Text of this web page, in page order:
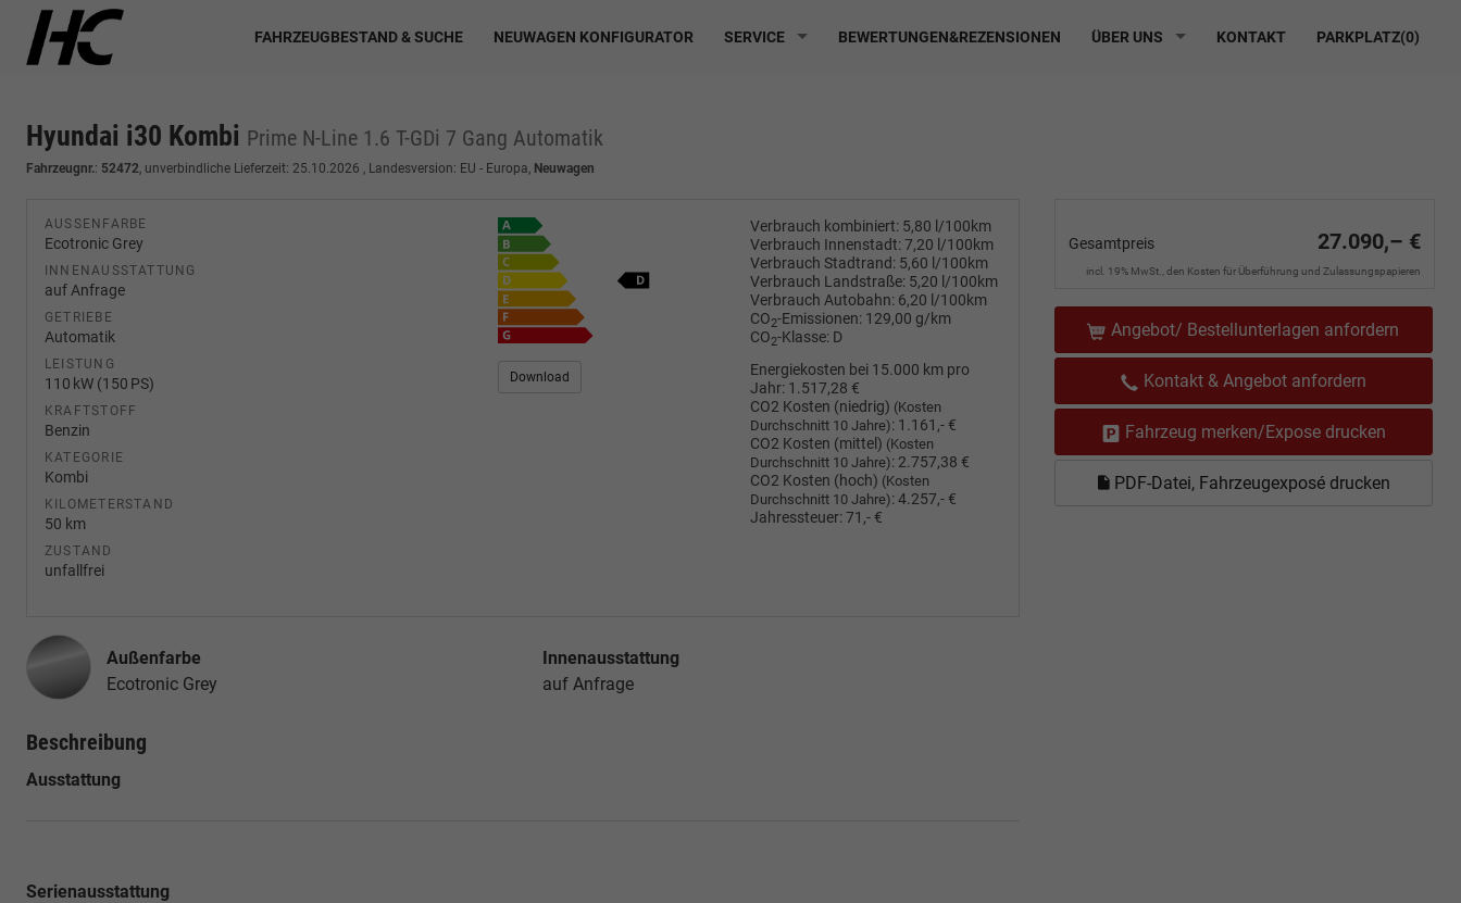
FAHRZEUGBESTAND & SUCHE NEUWAGEN KONFIGURATOR SERVICE BEWERTUNGEN&REZENSIONEN ÜBER UNS KONTAKT PARKPLATZ(0)
Hyundai i30 Kombi Prime N-Line 1.6 T-GDi 7 Gang Automatik
Fahrzeugnr.: 52472, unverbindliche Lieferzeit: 25.10.2026 , Landesversion: EU - Europa, Neuwagen
Gesamtpreis 27.090,– €
incl. 19% MwSt., den Kosten für Überführung und Zulassungspapieren
Angebot/ Bestellunterlagen anfordern
Kontakt & Angebot anfordern
Fahrzeug merken/Expose drucken
PDF-Datei, Fahrzeugexposé drucken
AUSSENFARBE
Ecotronic Grey
INNENAUSSTATTUNG
auf Anfrage
GETRIEBE
Automatik
LEISTUNG
110 kW (150 PS)
KRAFTSTOFF
Benzin
KATEGORIE
Kombi
KILOMETERSTAND
50 km
ZUSTAND
unfallfrei
Verbrauch kombiniert: 5,80 l/100km
Verbrauch Innenstadt:7,20 l/100km
Verbrauch Stadtrand: 5,60 l/100km
Verbrauch Landstraße: 5,20 l/100km
Verbrauch Autobahn: 6,20 l/100km
CO2-Emissionen: 129,00 g/km
CO2-Klasse: D
Download
Energiekosten bei 15.000 km pro
Jahr: 1.517,28 €
CO2 Kosten (niedrig) (Kosten
Durchschnitt 10 Jahre): 1.161,- €
CO2 Kosten (mittel) (Kosten
Durchschnitt 10 Jahre): 2.757,38 €
CO2 Kosten (hoch) (Kosten
Durchschnitt 10 Jahre):4.257,- €
Jahressteuer:71,- €
Außenfarbe
Ecotronic Grey
Innenausstattung
auf Anfrage
Beschreibung
Ausstattung
Serienausstattung